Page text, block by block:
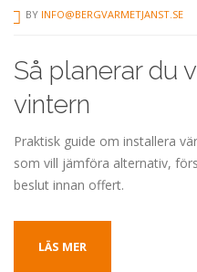
BY INFO@BERGVARMETJANST.SE
Så planerar du
vintern
Praktisk guide om installera
som vill jämföra alternativ,
beslut innan offert.
LÄS MER